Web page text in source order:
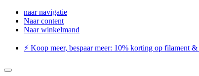
naar navigatie
Naar content
Naar winkelmand
⚡️ Koop meer, bespaar meer: ​​10% korting op filament